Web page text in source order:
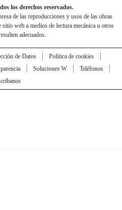
los derechos reservados.
de las reproducciones y usos de las obras
sitio web a medios de lectura mecánica u otros
adecuados.
de Datos
Política de cookies
Soluciones W
Teléfonos